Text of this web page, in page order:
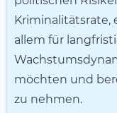
Kriminalitätsrate,
allem für
möchten und
zu nehmen.